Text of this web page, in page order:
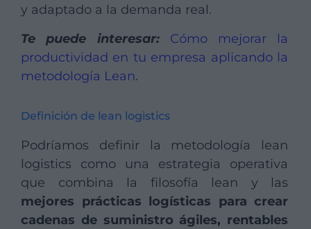
y adaptado a la demanda real.
Te puede interesar:
Cómo mejorar la
productividad en tu empresa aplicando la
metodología Lean.
Definición de lean logistics
Podríamos definir la metodología lean
logistics como una estrategia operativa
que combina la filosofía lean y las
mejores prácticas logísticas para crear
cadenas de suministro ágiles, rentables